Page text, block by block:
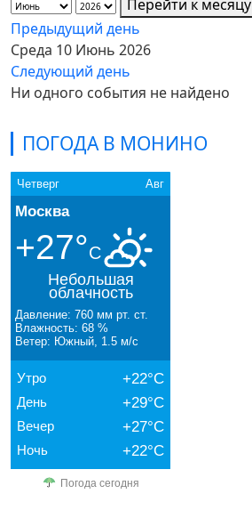
ПОГОДА В МОНИНО
Четверг Авг
Москва
+27°C
Небольшая
облачность
Давление: 760 мм рт. ст.
Влажность: 68 %
Ветер: Южный, 1.5 м/с
Утро +22°C
День +29°C
Вечер +27°C
Ночь +22°C
Погода сегодня
Перейти к месяцу
Предыдущий день
Среда 10 Июнь 2026
Следующий день
Ни одного события не найдено